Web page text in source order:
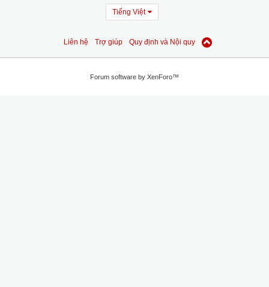
Tiếng Việt
Liên hệ Trợ giúp Quy định và Nội quy
Forum software by XenForo™